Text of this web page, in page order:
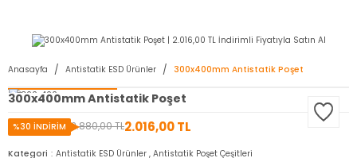
Anasayfa Antistatik ESD Ürünler 300x400mm Antistatik Poşet
300x400mm Antistatik Poşet
2.880,00 TL2.016,00 TL
%30 İNDİRİM
Kategori Antistatik ESD Ürünler , Antistatik Poşet Çeşitleri